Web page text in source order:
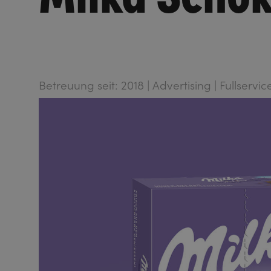
Betreuung seit: 2018 | Advertising |